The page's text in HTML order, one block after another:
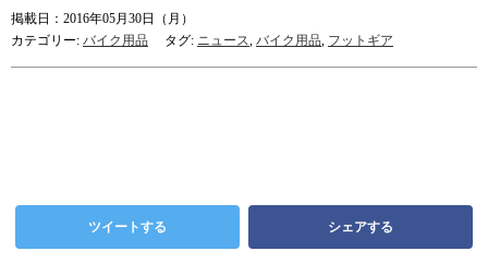
掲載日：2016年05月30日（月）
カテゴリー: バイク用品 タグ: ニュース, バイク用品, フットギア
ツイートする シェアする